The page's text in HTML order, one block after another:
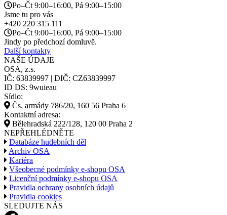
Po–Čt 9:00–16:00, Pá 9:00–15:00
Jsme tu pro vás
+420 220 315 111
Po–Čt 9:00–16:00, Pá 9:00–15:00
Jindy po předchozí domluvě.
Další kontakty
NAŠE ÚDAJE
OSA, z.s.
IČ: 63839997 | DIČ: CZ63839997
ID DS: 9wuieau
Sídlo:
Čs. armády 786/20, 160 56 Praha 6
Kontaktní adresa:
Bělehradská 222/128, 120 00 Praha 2
NEPŘEHLÉDNĚTE
Databáze hudebních děl
Archiv OSA
Kariéra
Všeobecné podmínky e-shopu OSA
Licenční podmínky e-shopu OSA
Pravidla ochrany osobních údajů
Pravidla cookies
SLEDUJTE NÁS